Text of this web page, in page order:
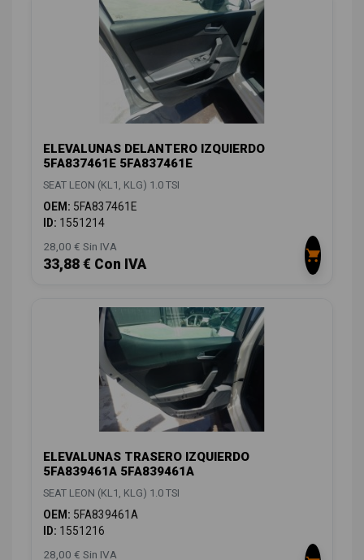
ELEVALUNAS DELANTERO IZQUIERDO
5FA837461E 5FA837461E
SEAT LEON (KL1, KLG) 1.0 TSI
OEM: 5FA837461E
ID: 1551214
28,00 € Sin IVA
33,88 € Con IVA
ELEVALUNAS TRASERO IZQUIERDO
5FA839461A 5FA839461A
SEAT LEON (KL1, KLG) 1.0 TSI
OEM: 5FA839461A
ID: 1551216
28,00 € Sin IVA